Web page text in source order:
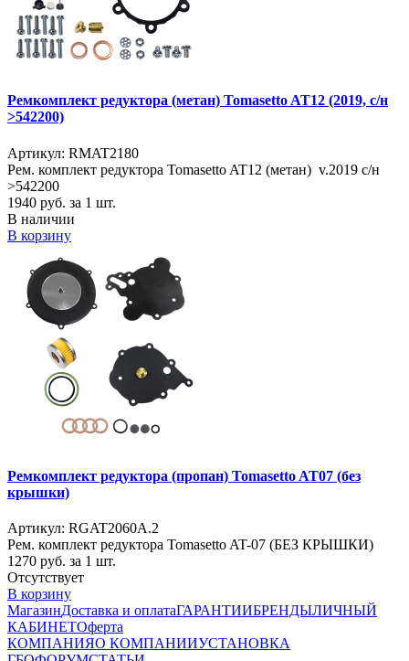
Ремкомплект редуктора (метан) Tomasetto AT12 (2019, с/н
>542200)
Артикул: RMAT2180
Рем. комплект редуктора Tomasetto AT12 (метан) v.2019 с/н
>542200
1940 руб. за 1 шт.
В наличии
В корзину
Ремкомплект редуктора (пропан) Tomasetto AT07 (без
крышки)
Артикул: RGAT2060A.2
Рем. комплект редуктора Tomasetto AT-07 (БЕЗ КРЫШКИ)
1270 руб. за 1 шт.
Отсутствует
В корзину
МагазинДоставка и оплатаГАРАНТИИБРЕНДЫЛИЧНЫЙ
КАБИНЕТОферта
КОМПАНИЯО КОМПАНИИУСТАНОВКА